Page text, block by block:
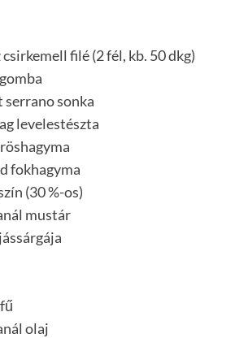
csirkemell filé (2 fél, kb. 50 dkg)
serrano sonka
levelestészta
fokhagyma
(30 %-os)
mustár
olaj